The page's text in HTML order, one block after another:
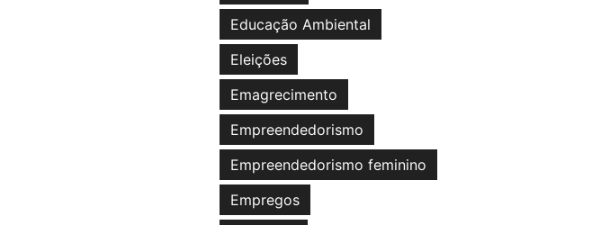
Educação Ambiental
Eleições
Emagrecimento
Empreendedorismo
Empreendedorismo feminino
Empregos